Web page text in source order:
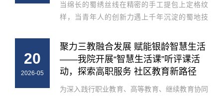
当绵长的蜀绣丝线在精密的手工提包上定格纹
样，当青年人的创新力遇上千年沉淀的蜀地技
育与文化传承的深度对话。2026年5月，以“蜀艺
成工 锦绣年华”为主题的学院第四...
20
2026-05
聚力三教融合发展 赋能银龄智慧生活
——我院开展“智慧生活课”听评课活
动，探索高职服务 社区教育新路径
为深入践行职业教育、高等教育、继续教育协同